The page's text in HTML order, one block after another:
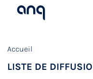
Accueil
LISTE DE